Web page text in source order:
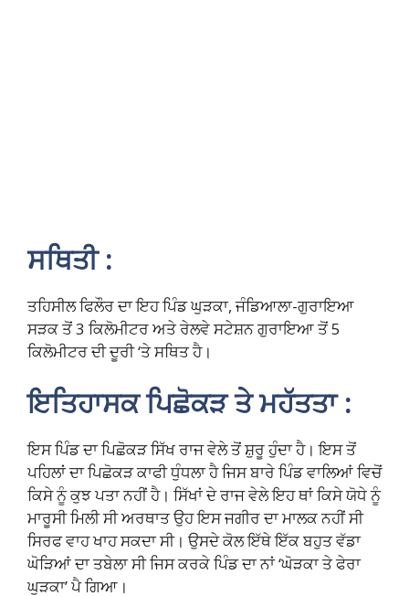
ਸਥਿਤੀ :
ਤਹਿਸੀਲ ਫਿਲੌਰ ਦਾ ਇਹ ਪਿੰਡ ਘੁੜਕਾ, ਜੰਡਿਆਲਾ-ਗੁਰਾਇਆ
ਸੜਕ ਤੋਂ 3 ਕਿਲੋਮੀਟਰ ਅਤੇ ਰੇਲਵੇ ਸਟੇਸ਼ਨ ਗੁਰਾਇਆ ਤੋਂ 5
ਕਿਲੋਮੀਟਰ ਦੀ ਦੂਰੀ ‘ਤੇ ਸਥਿਤ ਹੈ।
ਇਤਿਹਾਸਕ ਪਿਛੋਕੜ ਤੇ ਮਹੱਤਤਾ :
ਇਸ ਪਿੰਡ ਦਾ ਪਿਛੋਕੜ ਸਿੱਖ ਰਾਜ ਵੇਲੇ ਤੋਂ ਸ਼ੁਰੂ ਹੁੰਦਾ ਹੈ। ਇਸ ਤੋਂ
ਪਹਿਲਾਂ ਦਾ ਪਿਛੋਕੜ ਕਾਫੀ ਧੁੰਧਲਾ ਹੈ ਜਿਸ ਬਾਰੇ ਪਿੰਡ ਵਾਲਿਆਂ ਵਿਚੋਂ
ਕਿਸੇ ਨੂੰ ਕੁਝ ਪਤਾ ਨਹੀਂ ਹੈ। ਸਿੱਖਾਂ ਦੇ ਰਾਜ ਵੇਲੇ ਇਹ ਥਾਂ ਕਿਸੇ ਯੋਧੇ ਨੂੰ
ਮਾਰੂਸੀ ਮਿਲੀ ਸੀ ਅਰਥਾਤ ਉਹ ਇਸ ਜਗੀਰ ਦਾ ਮਾਲਕ ਨਹੀਂ ਸੀ
ਸਿਰਫ ਵਾਹ ਖਾਹ ਸਕਦਾ ਸੀ। ਉਸਦੇ ਕੋਲ ਇੱਥੇ ਇੱਕ ਬਹੁਤ ਵੱਡਾ
ਘੋੜਿਆਂ ਦਾ ਤਬੇਲਾ ਸੀ ਜਿਸ ਕਰਕੇ ਪਿੰਡ ਦਾ ਨਾਂ ‘ਘੋੜਕਾ ਤੇ ਫੇਰਾ
ਘੁੜਕਾ’ ਪੈ ਗਿਆ।